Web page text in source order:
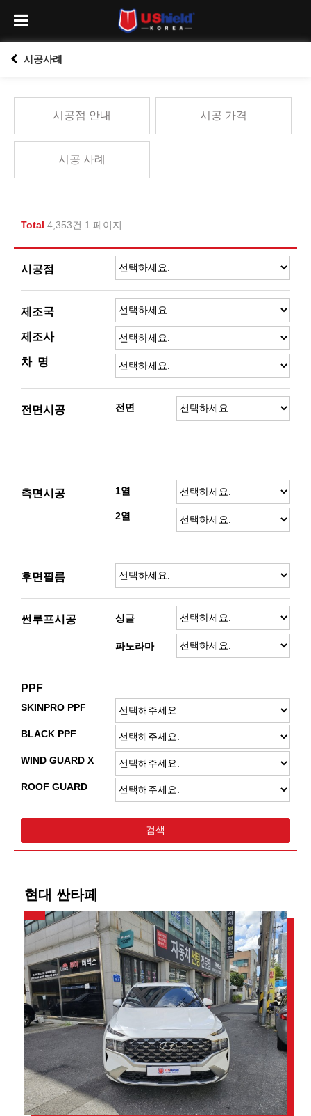
시공사례
시공점 안내 시공 가격
시공 사례
Total 4,353건 1 페이지
시공점
제조국
제조사
차 명
전면시공 전면
측면시공 1열
2열
후면필름
썬루프시공 싱글
파노라마
PPF
SKINPRO PPF
BLACK PPF
WIND GUARD X
ROOF GUARD
현대 싼타페